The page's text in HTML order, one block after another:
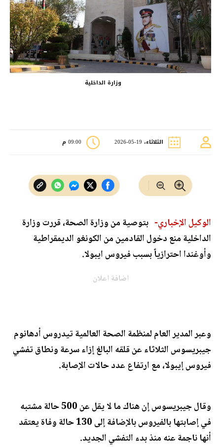
وزارة الداخلية
الثلاثاء، 19-05-2026 09:00 م
الوكيل الإخباري- بتوصية من وزارة الصحة، قررت وزارة
الداخلية منع دخول القادمين من الكونغو الديمقراطية
وأوغندا احترازياً بسبب فيروس ايبولا.
اضافة اعلان
وعبر المدير العام لمنظمة الصحة العالمية تيدروس أدهانوم
جيبريسوس الثلاثاء عن قلقه البالغ إزاء سرعة ونطاق تفشي
فيروس إيبولا، مع ارتفاع عدد حالات الإصابة.
وقال جيبريسوس إن هناك ما لا يقل عن 500 حالة مشتبه
في إصابتها بالفيروس بالإضافة إلى 130 حالة وفاة يعتقد
أنها ناجمة عنه منذ بدء التفشي الجديد.